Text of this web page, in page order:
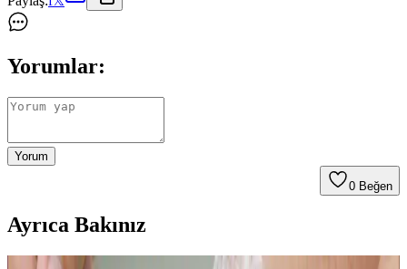
Yorumlar:
Yorum
0 Beğen
Ayrıca Bakınız